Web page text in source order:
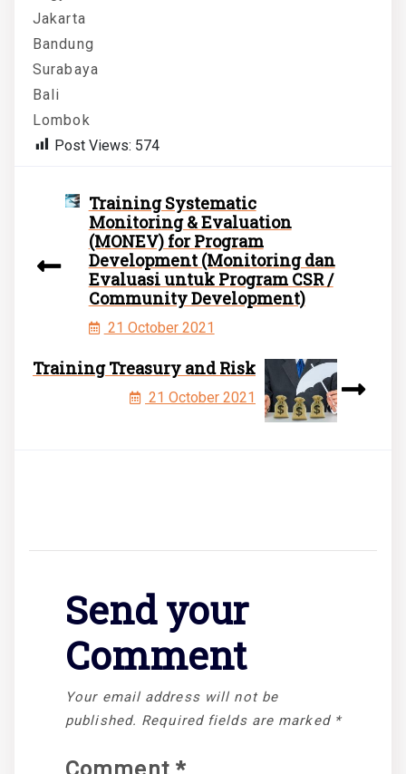
Jakarta
Bandung
Surabaya
Bali
Lombok
Post Views: 574
Training Systematic
Monitoring & Evaluation
(MONEV) for Program
Development (Monitoring dan
Evaluasi untuk Program CSR /
Community Development)
21 October 2021
Training Treasury and Risk
21 October 2021
Send your
Comment
Your email address will not be
published. Required fields are marked *